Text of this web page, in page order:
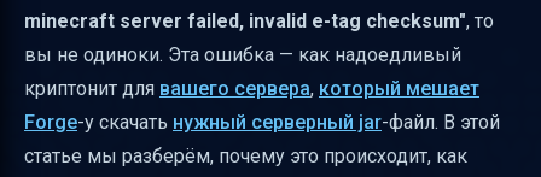
избежать
Роль Java и версия для Minecraft 1.7.10
Forge
Как проверить папку сервера перед
запуском установщика
minecraft server failed, invalid e-tag checksum", то
вы не одиноки. Эта ошибка — как надоедливый
криптонит для вашего сервера, который мешает
Forge-у скачать нужный серверный jar-файл. В этой
статье мы разберём, почему это происходит, как